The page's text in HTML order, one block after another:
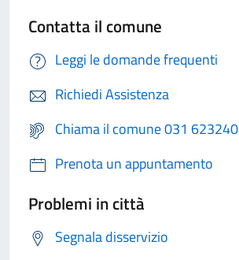
Contatta il comune
Leggi le domande frequenti
Richiedi Assistenza
Chiama il comune 031 623240
Prenota un appuntamento
Problemi in città
Segnala disservizio